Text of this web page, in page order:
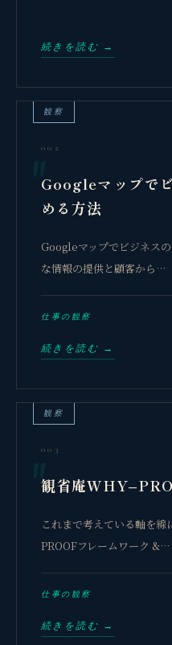
続きを読む →
観察
002
Googleマップで
める方法
Googleマップでビジネス
な情報の提供と顧客から…
仕事の観察
続きを読む →
観察
003
観省庵
これまで考えている軸を
PROOFフレームワーク &…
仕事の観察
続きを読む →